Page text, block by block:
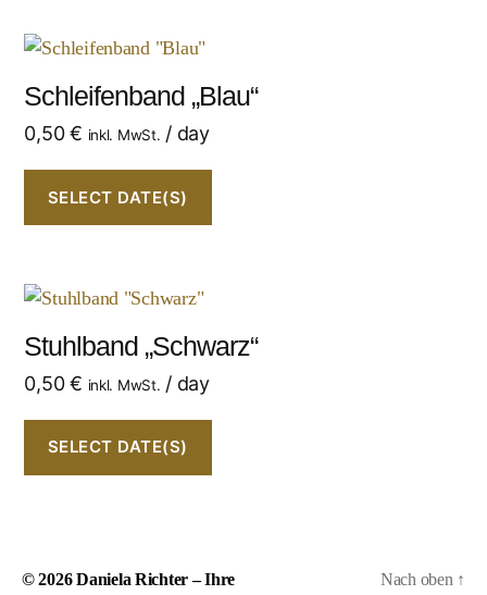
Schleifenband „Blau“
0,50€ inkl. MwSt. / day
SELECT DATE(S)
Stuhlband „Schwarz“
0,50€ inkl. MwSt. / day
SELECT DATE(S)
© 2026Daniela Richter – Ihre Nach oben ↑